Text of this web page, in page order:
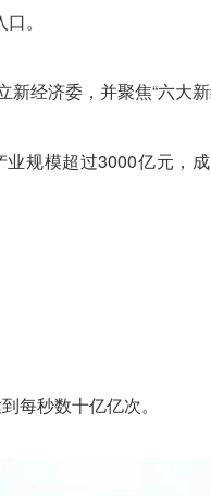
。
经济委，并聚焦“六大新
规模超过3000亿元，
每秒数十亿亿次。